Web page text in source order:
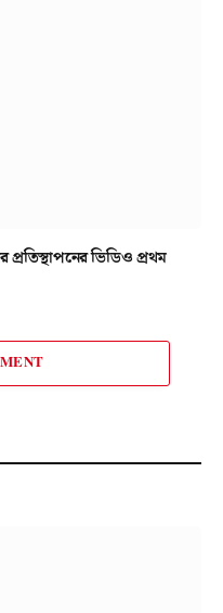
ভিডিও প্রথম